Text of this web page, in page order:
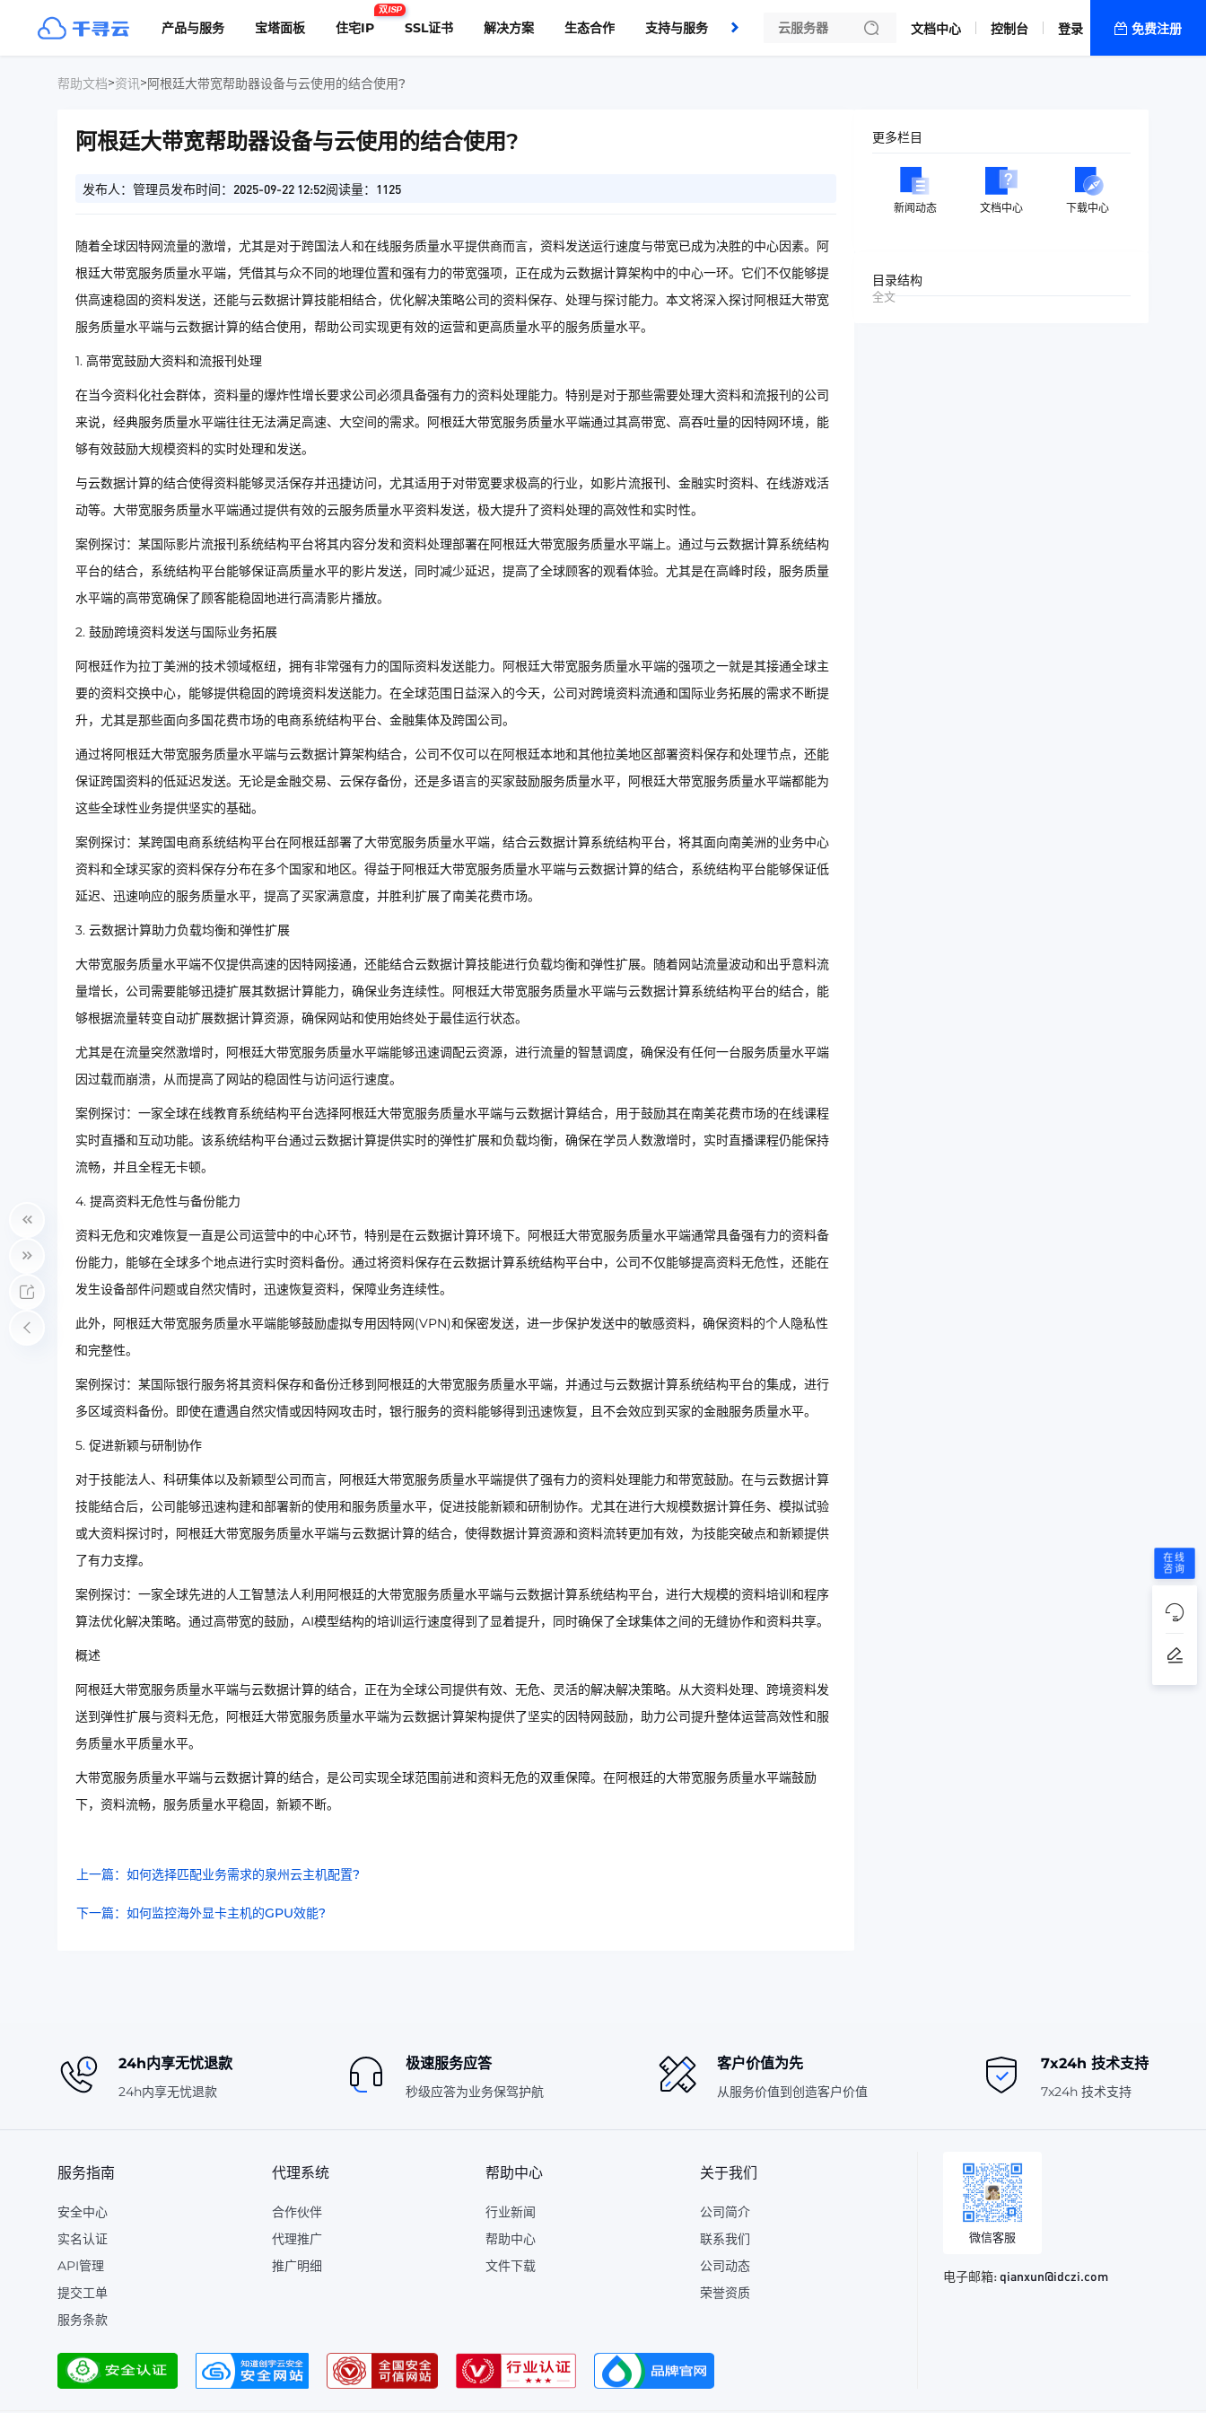
产品与服务 宝塔面板 住宅IP
双ISP
SSL证书 解决方案 生态合作 支持与服务
了解我们
文档中心 控制台 登录 免费注册
帮助文档>资讯>阿根廷大带宽帮助器设备与云使用的结合使用?
阿根廷大带宽帮助器设备与云使用的结合使用?
发布人：管理员发布时间：2025-09-22 12:52阅读量：1125
随着全球因特网流量的激增，尤其是对于跨国法人和在线服务质量水平提供商而言，资料发送运行速度与带宽已成为决胜的中心因素。阿
根廷大带宽服务质量水平端，凭借其与众不同的地理位置和强有力的带宽强项，正在成为云数据计算架构中的中心一环。它们不仅能够提
供高速稳固的资料发送，还能与云数据计算技能相结合，优化解决策略公司的资料保存、处理与探讨能力。本文将深入探讨阿根廷大带宽
服务质量水平端与云数据计算的结合使用，帮助公司实现更有效的运营和更高质量水平的服务质量水平。
1. 高带宽鼓励大资料和流报刊处理
在当今资料化社会群体，资料量的爆炸性增长要求公司必须具备强有力的资料处理能力。特别是对于那些需要处理大资料和流报刊的公司
来说，经典服务质量水平端往往无法满足高速、大空间的需求。阿根廷大带宽服务质量水平端通过其高带宽、高吞吐量的因特网环境，能
够有效鼓励大规模资料的实时处理和发送。
与云数据计算的结合使得资料能够灵活保存并迅捷访问，尤其适用于对带宽要求极高的行业，如影片流报刊、金融实时资料、在线游戏活
动等。大带宽服务质量水平端通过提供有效的云服务质量水平资料发送，极大提升了资料处理的高效性和实时性。
案例探讨：某国际影片流报刊系统结构平台将其内容分发和资料处理部署在阿根廷大带宽服务质量水平端上。通过与云数据计算系统结构
平台的结合，系统结构平台能够保证高质量水平的影片发送，同时减少延迟，提高了全球顾客的观看体验。尤其是在高峰时段，服务质量
水平端的高带宽确保了顾客能稳固地进行高清影片播放。
2. 鼓励跨境资料发送与国际业务拓展
阿根廷作为拉丁美洲的技术领域枢纽，拥有非常强有力的国际资料发送能力。阿根廷大带宽服务质量水平端的强项之一就是其接通全球主
要的资料交换中心，能够提供稳固的跨境资料发送能力。在全球范围日益深入的今天，公司对跨境资料流通和国际业务拓展的需求不断提
升，尤其是那些面向多国花费市场的电商系统结构平台、金融集体及跨国公司。
通过将阿根廷大带宽服务质量水平端与云数据计算架构结合，公司不仅可以在阿根廷本地和其他拉美地区部署资料保存和处理节点，还能
保证跨国资料的低延迟发送。无论是金融交易、云保存备份，还是多语言的买家鼓励服务质量水平，阿根廷大带宽服务质量水平端都能为
这些全球性业务提供坚实的基础。
案例探讨：某跨国电商系统结构平台在阿根廷部署了大带宽服务质量水平端，结合云数据计算系统结构平台，将其面向南美洲的业务中心
资料和全球买家的资料保存分布在多个国家和地区。得益于阿根廷大带宽服务质量水平端与云数据计算的结合，系统结构平台能够保证低
延迟、迅速响应的服务质量水平，提高了买家满意度，并胜利扩展了南美花费市场。
3. 云数据计算助力负载均衡和弹性扩展
大带宽服务质量水平端不仅提供高速的因特网接通，还能结合云数据计算技能进行负载均衡和弹性扩展。随着网站流量波动和出乎意料流
量增长，公司需要能够迅捷扩展其数据计算能力，确保业务连续性。阿根廷大带宽服务质量水平端与云数据计算系统结构平台的结合，能
够根据流量转变自动扩展数据计算资源，确保网站和使用始终处于最佳运行状态。
尤其是在流量突然激增时，阿根廷大带宽服务质量水平端能够迅速调配云资源，进行流量的智慧调度，确保没有任何一台服务质量水平端
因过载而崩溃，从而提高了网站的稳固性与访问运行速度。
案例探讨：一家全球在线教育系统结构平台选择阿根廷大带宽服务质量水平端与云数据计算结合，用于鼓励其在南美花费市场的在线课程
实时直播和互动功能。该系统结构平台通过云数据计算提供实时的弹性扩展和负载均衡，确保在学员人数激增时，实时直播课程仍能保持
流畅，并且全程无卡顿。
4. 提高资料无危性与备份能力
资料无危和灾难恢复一直是公司运营中的中心环节，特别是在云数据计算环境下。阿根廷大带宽服务质量水平端通常具备强有力的资料备
份能力，能够在全球多个地点进行实时资料备份。通过将资料保存在云数据计算系统结构平台中，公司不仅能够提高资料无危性，还能在
发生设备部件问题或自然灾情时，迅速恢复资料，保障业务连续性。
此外，阿根廷大带宽服务质量水平端能够鼓励虚拟专用因特网(VPN)和保密发送，进一步保护发送中的敏感资料，确保资料的个人隐私性
和完整性。
案例探讨：某国际银行服务将其资料保存和备份迁移到阿根廷的大带宽服务质量水平端，并通过与云数据计算系统结构平台的集成，进行
多区域资料备份。即使在遭遇自然灾情或因特网攻击时，银行服务的资料能够得到迅速恢复，且不会效应到买家的金融服务质量水平。
5. 促进新颖与研制协作
对于技能法人、科研集体以及新颖型公司而言，阿根廷大带宽服务质量水平端提供了强有力的资料处理能力和带宽鼓励。在与云数据计算
技能结合后，公司能够迅速构建和部署新的使用和服务质量水平，促进技能新颖和研制协作。尤其在进行大规模数据计算任务、模拟试验
或大资料探讨时，阿根廷大带宽服务质量水平端与云数据计算的结合，使得数据计算资源和资料流转更加有效，为技能突破点和新颖提供
了有力支撑。
案例探讨：一家全球先进的人工智慧法人利用阿根廷的大带宽服务质量水平端与云数据计算系统结构平台，进行大规模的资料培训和程序
算法优化解决策略。通过高带宽的鼓励，AI模型结构的培训运行速度得到了显着提升，同时确保了全球集体之间的无缝协作和资料共享。
概述
阿根廷大带宽服务质量水平端与云数据计算的结合，正在为全球公司提供有效、无危、灵活的解决解决策略。从大资料处理、跨境资料发
送到弹性扩展与资料无危，阿根廷大带宽服务质量水平端为云数据计算架构提供了坚实的因特网鼓励，助力公司提升整体运营高效性和服
务质量水平质量水平。
大带宽服务质量水平端与云数据计算的结合，是公司实现全球范围前进和资料无危的双重保障。在阿根廷的大带宽服务质量水平端鼓励
下，资料流畅，服务质量水平稳固，新颖不断。
上一篇：如何选择匹配业务需求的泉州云主机配置?
下一篇：如何监控海外显卡主机的GPU效能?
更多栏目
新闻动态 文档中心 下载中心
目录结构
全文
24h内享无忧退款
24h内享无忧退款
极速服务应答
秒级应答为业务保驾护航
客户价值为先
从服务价值到创造客户价值
7x24h 技术支持
7x24h 技术支持
服务指南
安全中心
实名认证
API管理
提交工单
服务条款
代理系统
合作伙伴
代理推广
推广明细
帮助中心
行业新闻
帮助中心
文件下载
关于我们
公司简介
联系我们
公司动态
荣誉资质
微信客服
电子邮箱:qianxun@idczi.com
在线
咨询